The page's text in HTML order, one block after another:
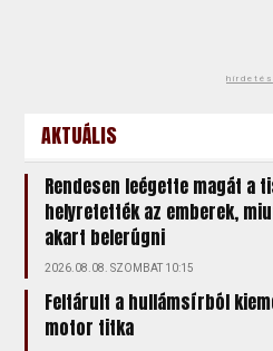
hirdetés
AKTUÁLIS
Rendesen leégette magát a
helyretették az emberek,
akart belerúgni
2026.08.08. SZOMBAT 10:15
Feltárult a hullámsírból
motor titka